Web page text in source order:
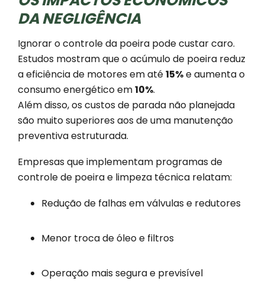
DA NEGLIGÊNCIA
Ignorar o controle da poeira pode custar caro.
Estudos mostram que o acúmulo de poeira reduz
a eficiência de motores em até15%e aumenta o
consumo energético em10%.
Além disso, os custos de parada não planejada
são muito superiores aos de uma manutenção
preventiva estruturada.
Empresas que implementam programas de
controle de poeira e limpeza técnica relatam:
Redução de falhas em válvulas e redutores
Menor troca de óleo e filtros
Operação mais segura e previsível